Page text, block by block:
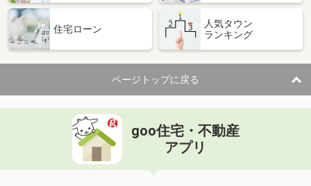
住宅ローン
人気タウン
ランキング
ページトップに戻る
goo住宅・不動産
アプリ